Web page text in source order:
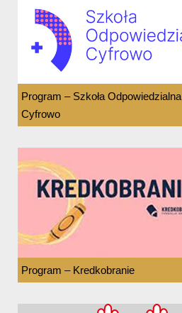
Program – Szkoła Odpowiedzialna
Cyfrowo
Program – Kredkobranie